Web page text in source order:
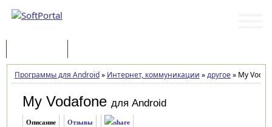
Программы для Android» Интернет, коммуникации »другое»My
My Vodafone для Android
Описание Отзывы